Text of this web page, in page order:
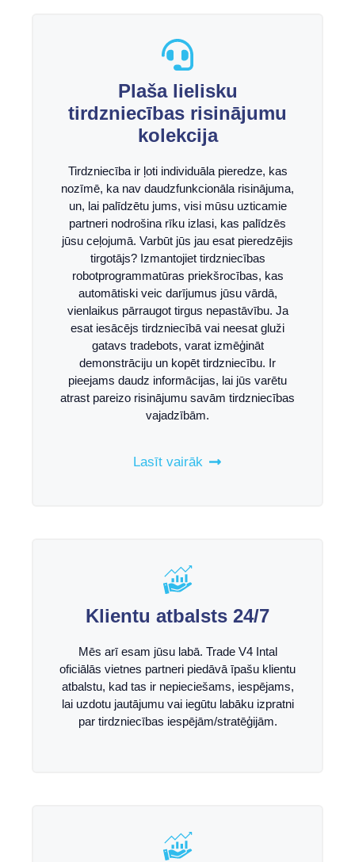
Plaša lielisku
tirdzniecības risinājumu
kolekcija
Tirdzniecība ir ļoti individuāla pieredze, kas
nozīmē, ka nav daudzfunkcionāla risinājuma,
un, lai palīdzētu jums, visi mūsu uzticamie
partneri nodrošina rīku izlasi, kas palīdzēs
jūsu ceļojumā. Varbūt jūs jau esat pieredzējis
tirgotājs? Izmantojiet tirdzniecības
robotprogrammatūras priekšrocības, kas
automātiski veic darījumus jūsu vārdā,
vienlaikus pārraugot tirgus nepastāvību. Ja
esat iesācējs tirdzniecībā vai neesat gluži
gatavs tradebots, varat izmēģināt
demonstrāciju un kopēt tirdzniecību. Ir
pieejams daudz informācijas, lai jūs varētu
atrast pareizo risinājumu savām tirdzniecības
vajadzībām.
Lasīt vairāk
Klientu atbalsts 24/7
Mēs arī esam jūsu labā. Trade V4 Intal
oficiālās vietnes partneri piedāvā īpašu klientu
atbalstu, kad tas ir nepieciešams, iespējams,
lai uzdotu jautājumu vai iegūtu labāku izpratni
par tirdzniecības iespējām/stratēģijām.